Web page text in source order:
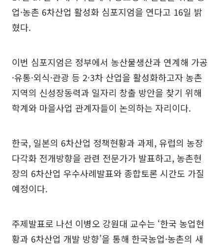
업·농촌 6차산업 활성화 심포지엄을 연다고 16일 밝
혔다.
이번 심포지엄은 정부에서 농산물생산과 연계해 가공
·유통·외식·관광 등 2·3차 산업을 활성화하고자 농촌
지역의 신성장동력과 일자리 창출 방안을 찾기 위해
학계와 마을사업 관계자들이 논의하는 자리이다.
한국, 일본의 6차산업 정책현황과 과제, 유럽의 농장
다각화 전개방향을 관련 전문가가 발표하고, 농촌현
장의 6차산업 우수사례발표와 종합토론 시간도 가질
예정이다.
주제발표로 나선 이병오 강원대 교수는 ‘한국 농업현
황과 6차산업 개발 방향’을 통해 한국농업·농촌의 새